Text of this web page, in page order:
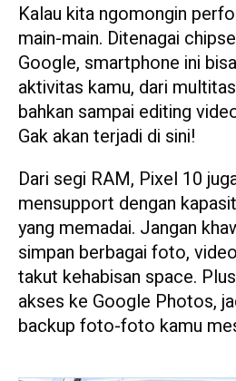
Kalau kita ngomongin
main-main. Ditenagai
Google, smartphone ini
aktivitas kamu, dari
bahkan sampai editing
Gak akan terjadi di sini!
Dari segi RAM, Pixel 10
mensupport dengan
yang memadai. Jangan
simpan berbagai foto,
takut kehabisan space.
akses ke Google Photos,
backup foto-foto kamu